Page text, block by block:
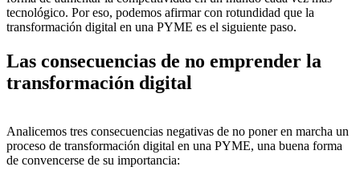
tecnológico. Por eso, podemos afirmar con rotundidad que la
transformación digital en una PYME es el siguiente paso.
Las consecuencias de no emprender la
transformación digital
Analicemos tres consecuencias negativas de no poner en marcha un
proceso de transformación digital en una PYME, una buena forma
de convencerse de su importancia: